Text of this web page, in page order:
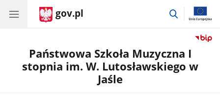
gov.pl
przejdź
Państwowa Szkoła Muzyczna I
stopnia im. W. Lutosławskiego w
Jaśle